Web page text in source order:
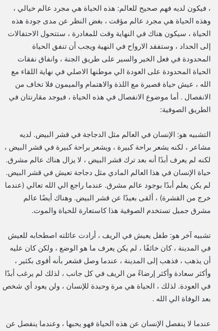
، فيكون لديه فهم صحيح للعالم: هذه الحياة هي مجرد عالم خيالي ،
وهذه الحياة هي مجرد عالم مؤقت ، بغض النظر عن مدى جودة هذه
الحياة ، سيكون هناك في النهاية وقت للمغادرة ، ستتحول الاحتفالات
إلى الحداد ، وستفقد الارواح في النهية ويجب أن تنفق الحياة
المحدودة في فعل الخير والسير على طريق الجنة ، وانفاق نفقات
الحياة المحدودة على العودة الي موطنها الاصلي في نهاية اللقاء مع
الله ، عيش حياة قصيرة مع اللذة والاهتمام والميمون فلا تخاف من
الانفصال . أما موضوع الانفصال في هذه الحياة ، فيوجد مقارنتان في
الطريق الصوفية:
التشبيه هو: الإنسان في العالم مثل الدجاجة في قشر البيض. لديه
مشاعر ، لكنه يشعر براحة كبيرة ، ويشعر براحة كبيرة في قشر البيض ،
لكنه لم يعرف أبدًا أنه بعد ترك قشر البيض ، لا يزال هناك عالم مشرق.
حياة الإنسان في هذا العالم المادي مثل دجاجة تعيش في قشر البيض.
لم يكن يعلم أبدًا بوجود عالم مشرق. عندما راجع الي الله تعالي (عندما
خرج من القشرة) ، ألقى بعيدًا عن قشر البيض. وهناك أيضًا عالم
مشرق جميل تستخدم الصوفية هذا كاستعارة للحياة والموت.
تشبيه آخر هو: طفل يعيش في الريف ، أرادت عائلته اصطحابه للعيش
في المدينة ، كان خائفًا ، لم يكن يعرف ما هو الوضع ، ولكن كان عليه
أن يذهب ، فذهب إلى المدينة ، عندما وصل فشعر بأنه أقوى بكثير ،
وأكثر سعادة وأكثر إرضاءً من الريف في كل جانب ، لذلك لم يرغب أبدًا
في العودة. لذلك ، الحياة هي مرة وحيدة للإنسان ، ولن يعود أي شخص
بعد الوفاة الي الله .
عندما لا ينفصل الإنسان عن هذه الحياة فهو يحبها ، وعندما ينفصل عن